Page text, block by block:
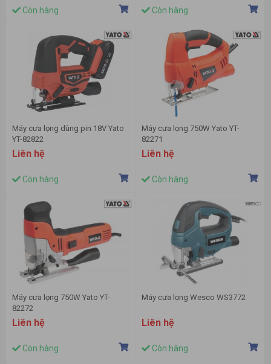
Còn hàng Còn hàng
Máy cưa lọng dùng pin 18V Yato
YT-82822
Liên hệ
Còn hàng
Máy cưa lọng 750W Yato YT-
82271
Liên hệ
Còn hàng
Máy cưa lọng 750W Yato YT-
82272
Liên hệ
Còn hàng
Máy cưa lọng Wesco WS3772
Liên hệ
Còn hàng